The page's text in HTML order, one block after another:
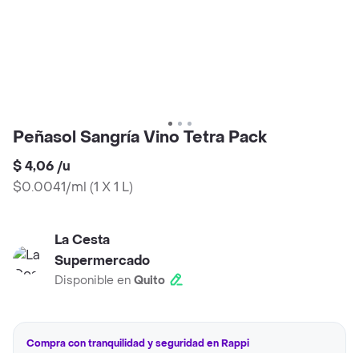
Peñasol Sangría Vino Tetra Pack
$ 4,06 /u
$0.0041/ml (1 X 1 L)
La Cesta
Supermercado
Disponible en Quito
Compra con tranquilidad y seguridad en Rappi